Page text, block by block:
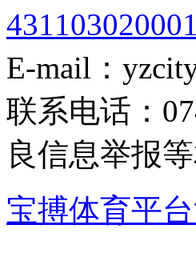
E-mail：
联系电话：
良信息举报
宝搏体育平